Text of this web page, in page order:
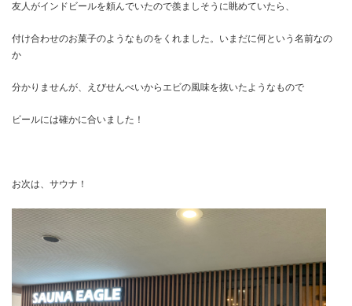
友人がインドビールを頼んでいたので羨ましそうに眺めていたら、
付け合わせのお菓子のようなものをくれました。いまだに何という名前なの
か
分かりませんが、えびせんべいからエビの風味を抜いたようなもので
ビールには確かに合いました！
お次は、サウナ！